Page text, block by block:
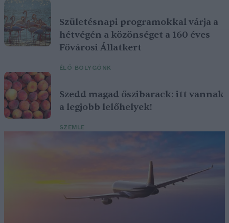
Születésnapi programokkal várja a
hétvégén a közönséget a 160 éves
Fővárosi Állatkert
ÉLŐ BOLYGÓNK
Szedd magad őszibarack: itt vannak
a legjobb lelőhelyek!
SZEMLE